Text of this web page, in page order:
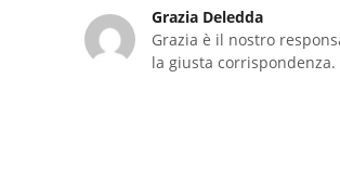
Grazia Deledda
Grazia è il nostro
la giusta